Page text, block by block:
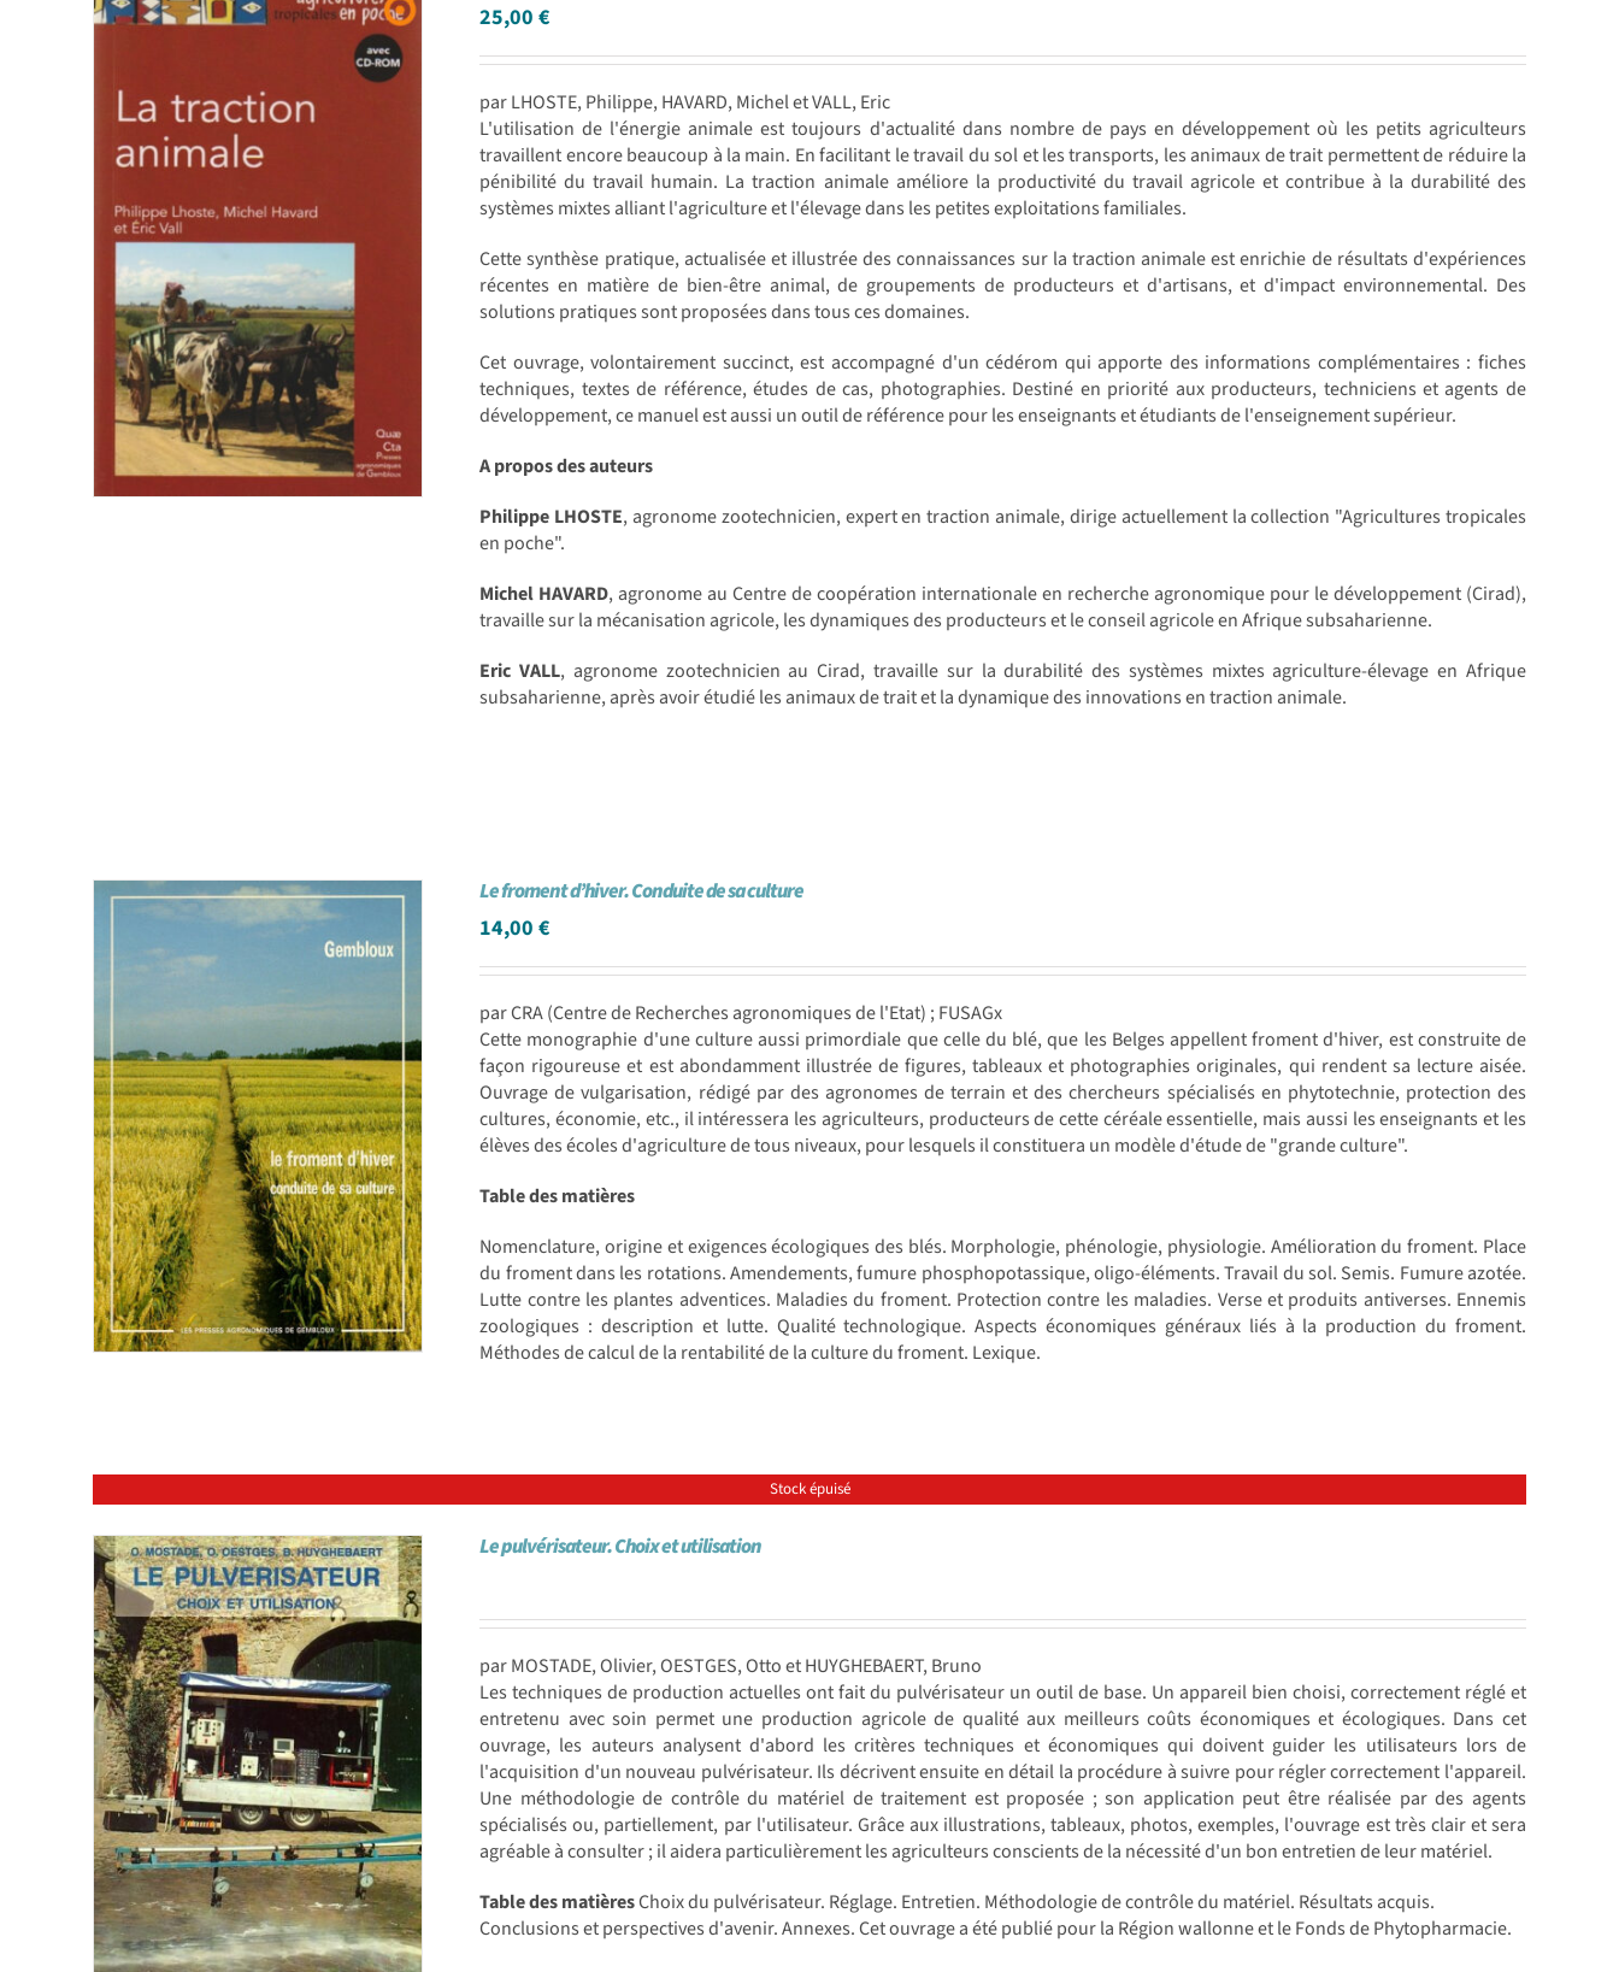
25,00€
par LHOSTE, Philippe, HAVARD, Michel et VALL, Eric
L'utilisation de l'énergie animale est toujours d'actualité dans nombre de pays en développement où les petits agriculteurs
travaillent encore beaucoup à la main. En facilitant le travail du sol et les transports, les animaux de trait permettent de réduire la
pénibilité du travail humain. La traction animale améliore la productivité du travail agricole et contribue à la durabilité des
systèmes mixtes alliant l'agriculture et l'élevage dans les petites exploitations familiales.
Cette synthèse pratique, actualisée et illustrée des connaissances sur la traction animale est enrichie de résultats d'expériences
récentes en matière de bien-être animal, de groupements de producteurs et d'artisans, et d'impact environnemental. Des
solutions pratiques sont proposées dans tous ces domaines.
Cet ouvrage, volontairement succinct, est accompagné d'un cédérom qui apporte des informations complémentaires : fiches
techniques, textes de référence, études de cas, photographies. Destiné en priorité aux producteurs, techniciens et agents de
développement, ce manuel est aussi un outil de référence pour les enseignants et étudiants de l'enseignement supérieur.
A propos des auteurs
Philippe LHOSTE, agronome zootechnicien, expert en traction animale, dirige actuellement la collection "Agricultures tropicales
en poche".
Michel HAVARD, agronome au Centre de coopération internationale en recherche agronomique pour le développement (Cirad),
travaille sur la mécanisation agricole, les dynamiques des producteurs et le conseil agricole en Afrique subsaharienne.
Eric VALL, agronome zootechnicien au Cirad, travaille sur la durabilité des systèmes mixtes agriculture-élevage en Afrique
subsaharienne, après avoir étudié les animaux de trait et la dynamique des innovations en traction animale.
Le froment d’hiver. Conduite de sa culture
14,00€
par CRA (Centre de Recherches agronomiques de l'Etat) ; FUSAGx
Cette monographie d'une culture aussi primordiale que celle du blé, que les Belges appellent froment d'hiver, est construite de
façon rigoureuse et est abondamment illustrée de figures, tableaux et photographies originales, qui rendent sa lecture aisée.
Ouvrage de vulgarisation, rédigé par des agronomes de terrain et des chercheurs spécialisés en phytotechnie, protection des
cultures, économie, etc., il intéressera les agriculteurs, producteurs de cette céréale essentielle, mais aussi les enseignants et les
élèves des écoles d'agriculture de tous niveaux, pour lesquels il constituera un modèle d'étude de "grande culture".
Table des matières
Nomenclature, origine et exigences écologiques des blés. Morphologie, phénologie, physiologie. Amélioration du froment. Place
du froment dans les rotations. Amendements, fumure phosphopotassique, oligo-éléments. Travail du sol. Semis. Fumure azotée.
Lutte contre les plantes adventices. Maladies du froment. Protection contre les maladies. Verse et produits antiverses. Ennemis
zoologiques : description et lutte. Qualité technologique. Aspects économiques généraux liés à la production du froment.
Méthodes de calcul de la rentabilité de la culture du froment. Lexique.
Stock épuisé
Le pulvérisateur. Choix et utilisation
par MOSTADE, Olivier, OESTGES, Otto et HUYGHEBAERT, Bruno
Les techniques de production actuelles ont fait du pulvérisateur un outil de base. Un appareil bien choisi, correctement réglé et
entretenu avec soin permet une production agricole de qualité aux meilleurs coûts économiques et écologiques. Dans cet
ouvrage, les auteurs analysent d'abord les critères techniques et économiques qui doivent guider les utilisateurs lors de
l'acquisition d'un nouveau pulvérisateur. Ils décrivent ensuite en détail la procédure à suivre pour régler correctement l'appareil.
Une méthodologie de contrôle du matériel de traitement est proposée ; son application peut être réalisée par des agents
spécialisés ou, partiellement, par l'utilisateur. Grâce aux illustrations, tableaux, photos, exemples, l'ouvrage est très clair et sera
agréable à consulter ; il aidera particulièrement les agriculteurs conscients de la nécessité d'un bon entretien de leur matériel.
Table des matièresChoix du pulvérisateur. Réglage. Entretien. Méthodologie de contrôle du matériel. Résultats acquis.
Conclusions et perspectives d'avenir. Annexes. Cet ouvrage a été publié pour la Région wallonne et le Fonds de Phytopharmacie.